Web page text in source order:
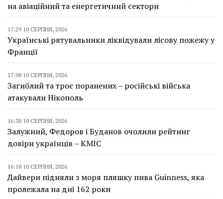
на авіаційний та енергетичний сектори
17:29 10 СЕРПНЯ, 2026
Українські рятувальники ліквідували лісову пожежу у
Франції
17:00 10 СЕРПНЯ, 2026
Загиблий та троє поранених – російські війська
атакували Нікополь
16:30 10 СЕРПНЯ, 2026
Залужний, Федоров і Буданов очолили рейтинг
довіри українців – КМІС
16:18 10 СЕРПНЯ, 2026
Дайвери підняли з моря пляшку пива Guinness, яка
пролежала на дні 162 роки